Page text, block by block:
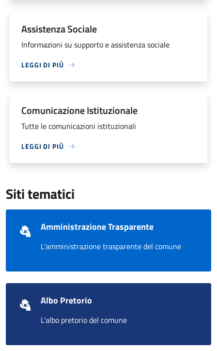
Assistenza Sociale
Informazioni su supporto e assistenza sociale
LEGGI DI PIÙ
Comunicazione Istituzionale
Tutte le comunicazioni istituzionali
LEGGI DI PIÙ
Siti tematici
Amministrazione Trasparente
L'amministrazione trasparente del comune
Albo Pretorio
L'albo pretorio del comune